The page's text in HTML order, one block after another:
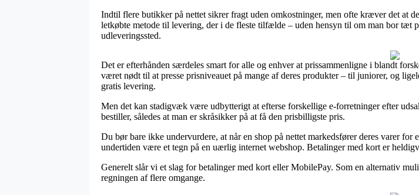
Indtil flere butikker på nettet sikrer fragt uden omkostninger, men ofte kræver det at
letkøbte metode til levering, der i de fleste tilfælde – uden hensyn til om man bor
udleveringssted.
Det er efterhånden særdeles smart for alle og enhver at prissammenligne i blandt
været nødt til at presse prisniveauet på mange af deres produkter – til juniorer, og
gratis levering.
Men det kan stadigvæk være udbytterigt at efterse forskellige e-forretninger efter
bestiller, således at man er skråsikker på at få den prisbilligste pris.
Du bør bare ikke undervurdere, at når en shop på nettet markedsfører deres varer
undertiden være et tegn på en uærlig internet webshop. Betalinger med kort er
Generelt slår vi et slag for betalinger med kort eller MobilePay. Som en alternativ
regningen af flere omgange.